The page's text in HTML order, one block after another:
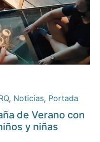
, Noticias, Portada
de Verano con
y niñas